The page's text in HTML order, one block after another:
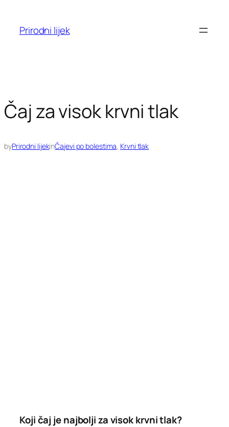
sadržaja
Prirodni lijek
Čaj za visok krvni tlak
byPrirodni lijekinČajevi po bolestima, Krvni tlak
Koji čaj je najbolji za visok krvni tlak?